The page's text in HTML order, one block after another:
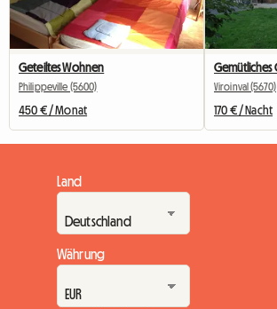
Geteiltes Wohnen
Philippeville (5600)
450 € / Monat
Viroinval (5670)
170 € / Nacht
Land
Währung